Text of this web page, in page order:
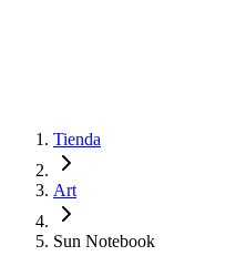
Tienda
Art
Sun Notebook